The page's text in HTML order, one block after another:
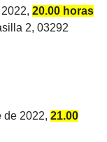
20.00 horas
2, 03292
de 2022, 21.00